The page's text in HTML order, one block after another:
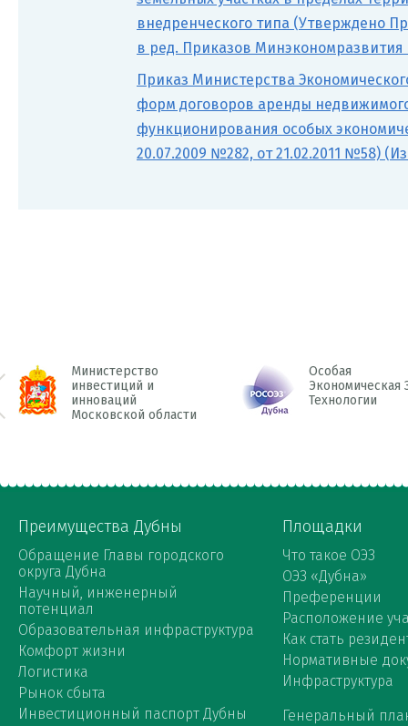
внедренческого типа (Утверждено
в ред. Приказов Минэкономразвития
Приказ Министерства
форм договоров аренды
функционирования особых
20.07.2009 №282, от 21.02.2011 №58)
Министерство
инвестиций и
инноваций
Московской области
Особая
Экономическая
Технологии
Преимущества Дубны
Обращение Главы городского
округа Дубна
Научный, инженерный
потенциал
Образовательная инфраструктура
Комфорт жизни
Логистика
Рынок сбыта
Инвестиционный паспорт Дубны
Площадки
Что такое ОЭЗ
ОЭЗ «Дубна»
Преференции
Расположение
Как стать
Нормативные
Инфраструктура
Генеральный